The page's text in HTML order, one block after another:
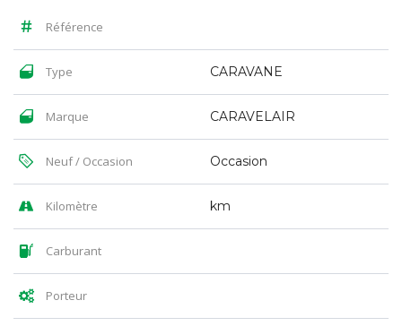
Référence
Type CARAVANE
Marque CARAVELAIR
Neuf / Occasion Occasion
Kilomètre km
Carburant
Porteur